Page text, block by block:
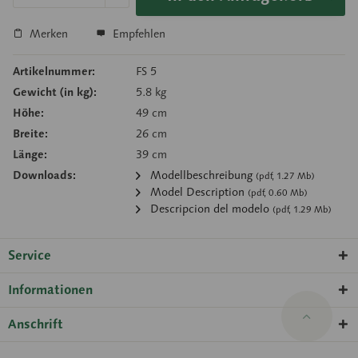
Merken Empfehlen
Artikelnummer:
FS 5
Gewicht (in kg):
5.8 kg
Höhe:
49 cm
Breite:
26 cm
Länge:
39 cm
Downloads:
Modellbeschreibung (pdf, 1.27 Mb)
Model Description (pdf, 0.60 Mb)
Descripcion del modelo (pdf, 1.29 Mb)
Service
Informationen
Anschrift